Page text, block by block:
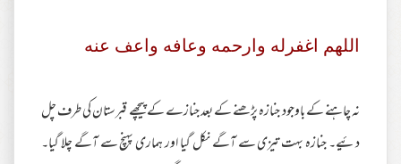
اللهم اغفرله وارحمه وعافه واعف عنه
نہ چاہنے کے باوجود جنازہ پڑھنے کے بعد جنازے کے پیچھے قبرستان کی طرف چل
دئیے۔ جنازہ بہت تیزی سے آگے نکل گیا اور ہماری پہنچ سے آگے چلا گیا۔